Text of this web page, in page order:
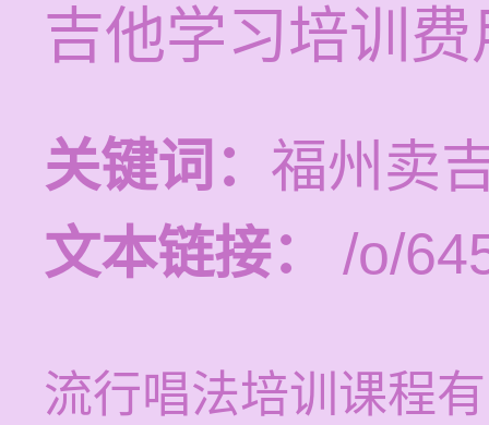
吉他学习培训
关键词： 福州卖
文本链接：
/o/
流行唱法培训课程